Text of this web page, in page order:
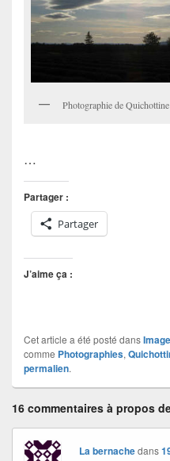
Photographie de Quichottine
…
Partager :
Partager
J’aime ça :
Cet article a été posté dans
comme Photographies,
permalien.
16 commentaires à propos
La bernachedans